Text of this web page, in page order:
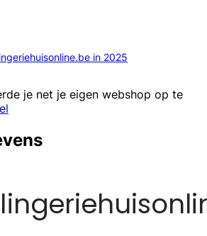
in 2025
je net je eigen webshop op te